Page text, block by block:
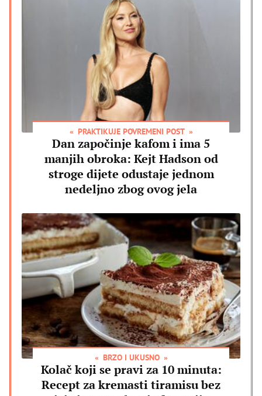
PRAKTIKUJE POVREMENI POST
Dan započinje kafom i ima 5
manjih obroka: Kejt Hadson od
stroge dijete odustaje jednom
nedeljno zbog ovog jela
BRZO I UKUSNO
Kolač koji se pravi za 10 minuta:
Recept za kremasti tiramisu bez